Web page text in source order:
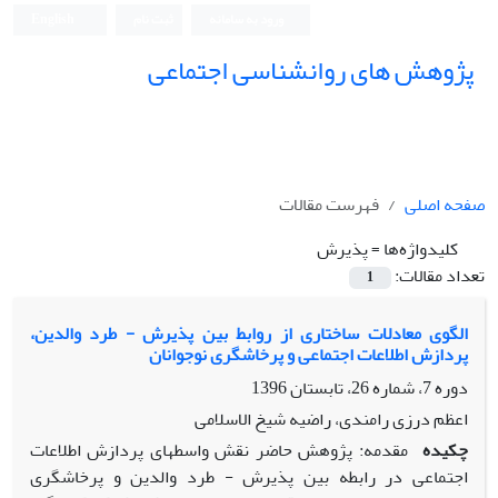
پژوهش های روانشناسی اجتماعی
صفحه اصلی
فهرست مقالات
کلیدواژه‌ها =پذیرش
تعداد مقالات:
1
الگوی معادلات ساختاری از روابط بین پذیرش - طرد والدین،
پردازش اطلاعات اجتماعی و پرخاشگری نوجوانان
دوره 7، شماره 26، تابستان 1396
اعظم درزی رامندی، راضیه شیخ الاسلامی
چکیده مقدمه: پژوهش حاضر نقش واسطه‏ای پردازش ‏اطلاعات
اجتماعی در رابطه بین پذیرش - طرد والدین و پرخاشگری